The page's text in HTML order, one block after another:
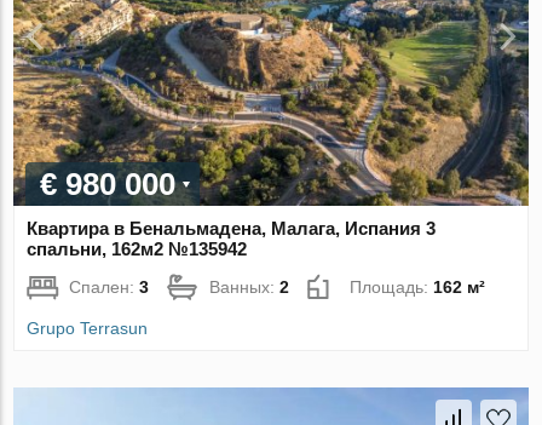
€ 980 000
Квартира в Бенальмадена, Малага, Испания 3
спальни, 162м2 №135942
Спален:3 Ванных:2 Площадь:162 м²
Grupo Terrasun